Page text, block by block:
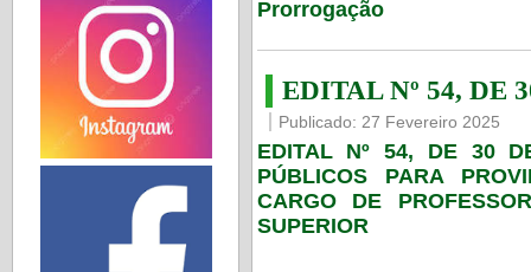
Prorrogação
EDITAL Nº 54, DE
Publicado: 27 Fevereiro 2025
EDITAL Nº 54, DE 30
PÚBLICOS PARA
CARGO DE
SUPERIOR